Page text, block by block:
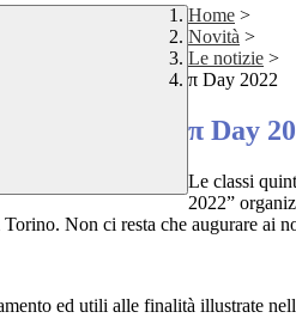
Home >
Novità >
Le notizie >
π Day 2022
π Day
Le classi
2022”
Non ci resta che augurare ai
ed utili alle finalità illustrate